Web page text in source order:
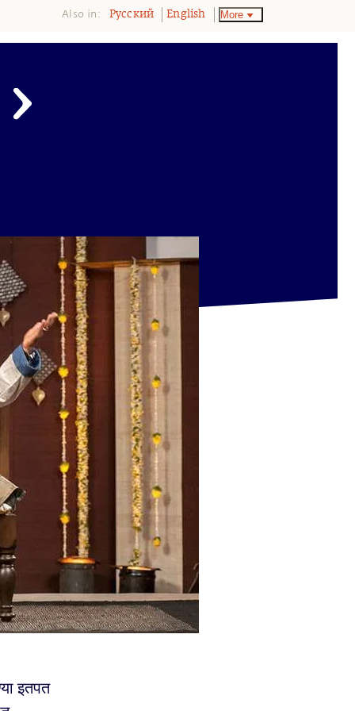
Also in: Pусский English More
इतपत